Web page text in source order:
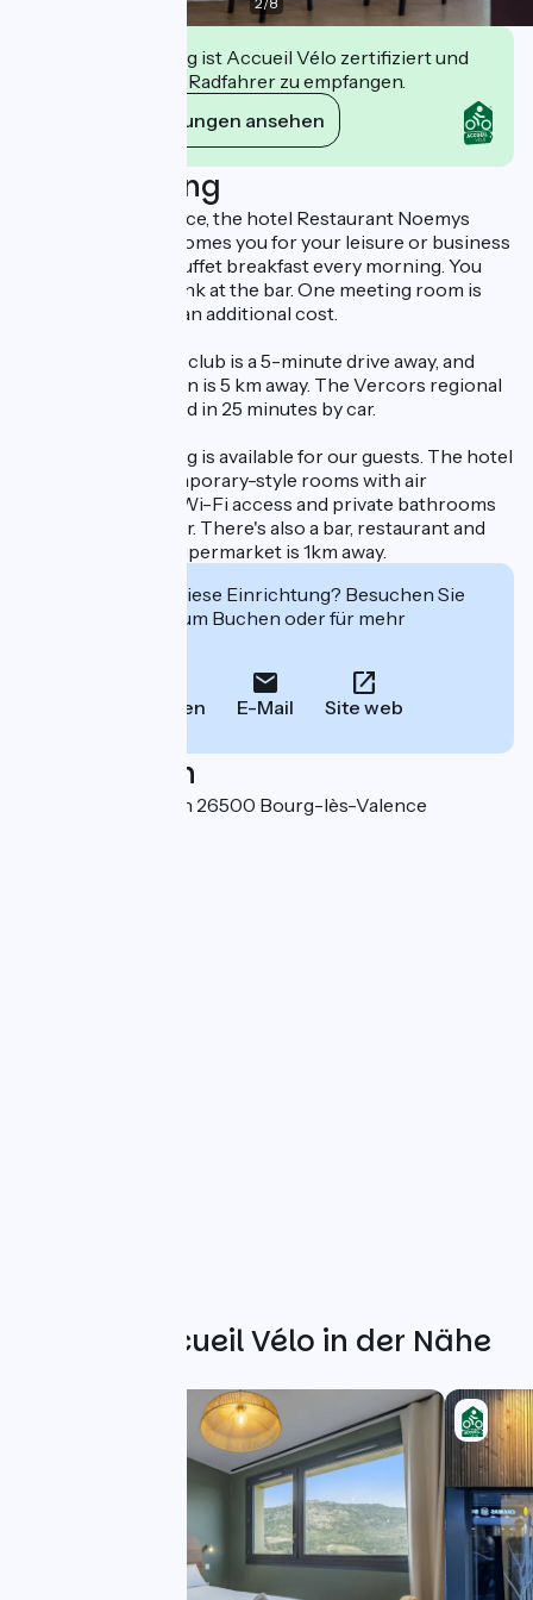
Diese Einrichtung ist Accueil Vélo zertifiziert und
verpflichtet sich, Radfahrer zu empfangen.
Ihre Verpflichtungen ansehen
Beschreibung
In Bourg-lès-Valence, the hotel Restaurant Noemys
Valence Nord welcomes you for your leisure or business
stays. We serve a buffet breakfast every morning. You
can also enjoy a drink at the bar. One meeting room is
available on site at an additional cost.
The Chanalets golf club is a 5-minute drive away, and
Valence TGV station is 5 km away. The Vercors regional
park can be reached in 25 minutes by car.
Free private parking is available for our guests. The hotel
features 44 contemporary-style rooms with air
conditioning, free Wi-Fi access and private bathrooms
with bath or shower. There's also a bar, restaurant and
meeting room. A supermarket is 1km away.
Interessiert Sie diese Einrichtung? Besuchen Sie
deren Website zum Buchen oder für mehr
Anrufen E-Mail Site web
Localisation
50 allée Ninon Valin 26500 Bourg-lès-Valence
Weitere Accueil Vélo in der Nähe